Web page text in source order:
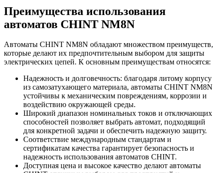
Преимущества использования
автоматов CHINT NM8N
Автоматы CHINT NM8N обладают множеством преимуществ,
которые делают их предпочтительным выбором для защиты
электрических цепей. К основным преимуществам относятся:
Надежность и долговечность: благодаря литому корпусу
из самозатухающего материала, автоматы CHINT NM8N
устойчивы к механическим повреждениям, коррозии и
воздействию окружающей среды.
Широкий диапазон номинальных токов и отключающих
способностей позволяет выбрать автомат, подходящий
для конкретной задачи и обеспечить надежную защиту.
Соответствие международным стандартам и
сертификатам качества гарантирует безопасность и
надежность использования автоматов CHINT.
Доступная цена и высокое качество делают автоматы